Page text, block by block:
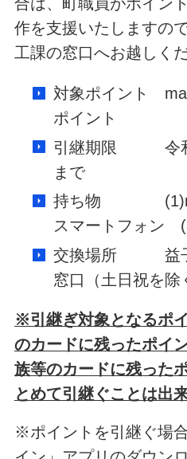
合は、町職員がポイン
作を支援いたしますの
工課の窓口へお越しくだ
対象ポイント
ポイント
引継期限 令和
まで
持ち物
スマートフォン
交換場所 益子
窓口（土日祝を除
※引継ぎ対象となるポ
のカードに残ったポイ
族等のカードに残った
とめて引継ぐことは出
※ポイントを引継ぐ場